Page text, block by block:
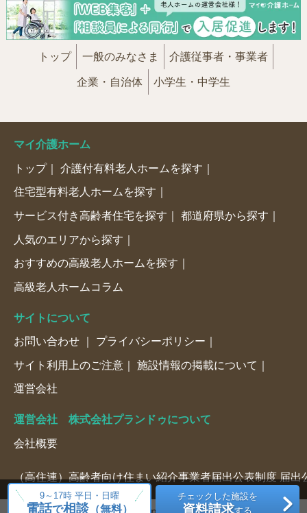
9～17時 平日・日曜
電話で相談（無料）
チェックした施設を
資料請求する
トップ 一般のみなさま 介護従事者・事業者
企業・自治体 小学生・中学生
マイ介護ホーム
トップ 介護付有料老人ホームを探す
住宅型有料老人ホームを探す
サービス付き高齢者住宅を探す 都道府県から探す
人気のエリアから探す
おすすめの高級老人ホームを探す
高級老人ホームコラム
サイトについて
お問い合わせ プライバシーポリシー
サイト利用上のご注意 施設情報の掲載について
運営会社
運営会社 株式会社プランドゥについて
会社概要
（高住連）高齢者向け住まい紹介事業者届出公表制度 届出